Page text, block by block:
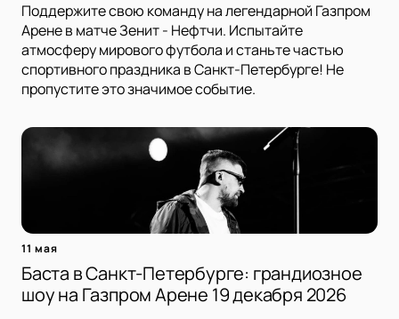
Поддержите свою команду на легендарной Газпром
Арене в матче Зенит - Нефтчи. Испытайте
атмосферу мирового футбола и станьте частью
спортивного праздника в Санкт-Петербурге! Не
пропустите это значимое событие.
11 мая
Баста в Санкт-Петербурге: грандиозное
шоу на Газпром Арене 19 декабря 2026